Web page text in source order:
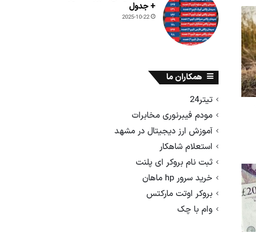
+ جدول
2025-10-22
همکاران ما
تیتر24
مودم فیبرنوری مخابرات
آموزش ارز دیجیتال در مشهد
استعلام شاهکار
ثبت نام بروکر ای پلنت
خرید سرور hp ماهان
بروکر اوتت مارکتس
وام با چک